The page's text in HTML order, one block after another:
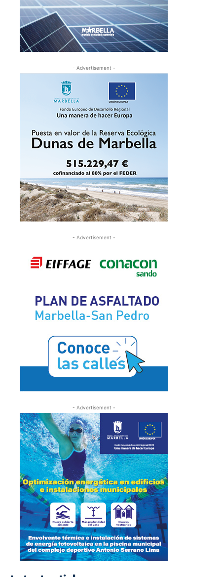
- Advertisement -
- Advertisement -
- Advertisement -